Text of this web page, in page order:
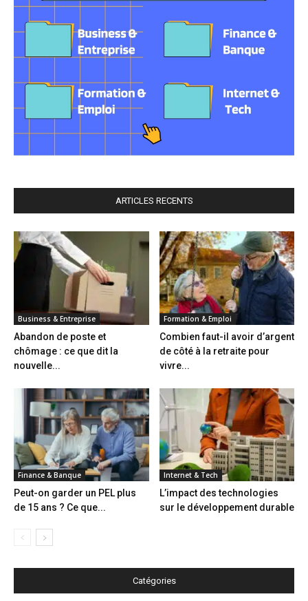
ARTICLES RECENTS
Business & Entreprise
Abandon de poste et
chômage : ce que dit la
nouvelle...
Formation & Emploi
Combien faut-il avoir d’argent
de côté à la retraite pour
vivre...
Finance & Banque
Peut-on garder un PEL plus
de 15 ans ? Ce que...
Internet & Tech
L’impact des technologies
sur le développement durable
Catégories